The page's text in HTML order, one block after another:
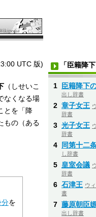
UTC 版)
（しせいこ
なくなる場
とを「降
もの（ある
分を
「臣籍降
1 臣籍降下
出し辞書
2 章子女王
辞書
3 光子女王
辞書
4 同第十二
し辞書
5 皇室会議
辞書
6 石津王 ウ
書
7 藤原朝臣
出し辞書